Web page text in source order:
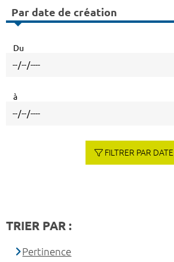
Par date de création
Du
à
FILTRER PAR DATE
TRIER PAR :
Pertinence